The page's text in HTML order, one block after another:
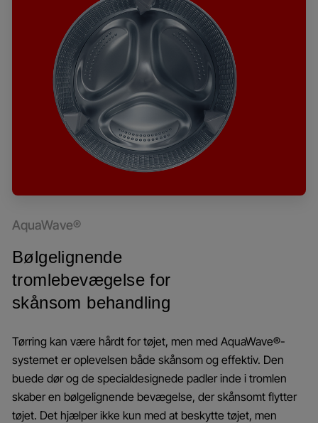
AquaWave®
Bølgelignende
tromlebevægelse for
skånsom behandling
Tørring kan være hårdt for tøjet, men med AquaWave®-
systemet er oplevelsen både skånsom og effektiv. Den
buede dør og de specialdesignede padler inde i tromlen
skaber en bølgelignende bevægelse, der skånsomt flytter
tøjet. Det hjælper ikke kun med at beskytte tøjet, men